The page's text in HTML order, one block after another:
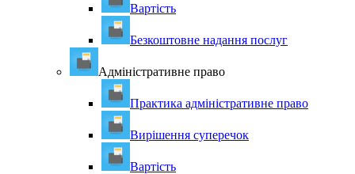
Вартість
Безкоштовне надання послуг
Адміністративне право
Практика адміністративне право
Вирішення суперечок
Вартість